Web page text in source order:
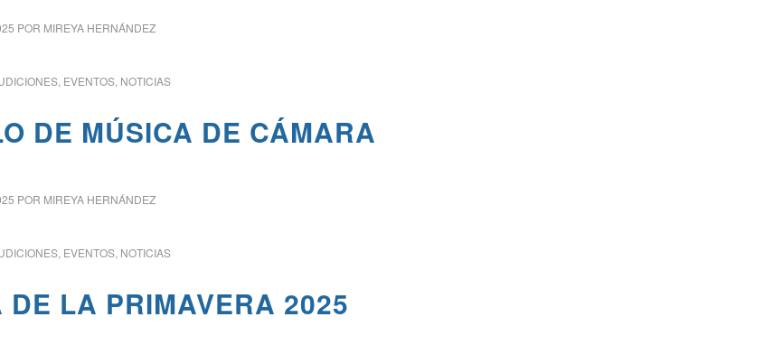
POR MIREYA HERNÁNDEZ
, EVENTOS, NOTICIAS
DE MÚSICA DE CÁMARA
POR MIREYA HERNÁNDEZ
, EVENTOS, NOTICIAS
DE LA PRIMAVERA 2025